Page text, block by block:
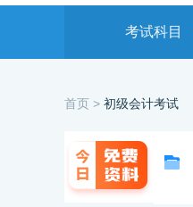
考试科目
首页 > 初级会计考试